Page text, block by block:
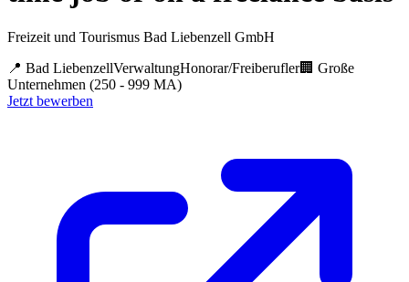
Freizeit und Tourismus Bad Liebenzell GmbH
📍 Bad LiebenzellVerwaltungHonorar/Freiberufler🏢 Große
Unternehmen (250 - 999 MA)
Jetzt bewerben